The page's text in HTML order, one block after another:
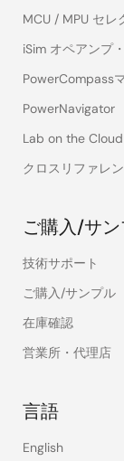
MCU / MPU セレ
iSim オペアンプ
PowerCompass
PowerNavigator
Lab on the Cloud
クロスリファレ
ご購入/サ
技術サポート
ご購入/サンプル
在庫確認
営業所・代理店
言語
English